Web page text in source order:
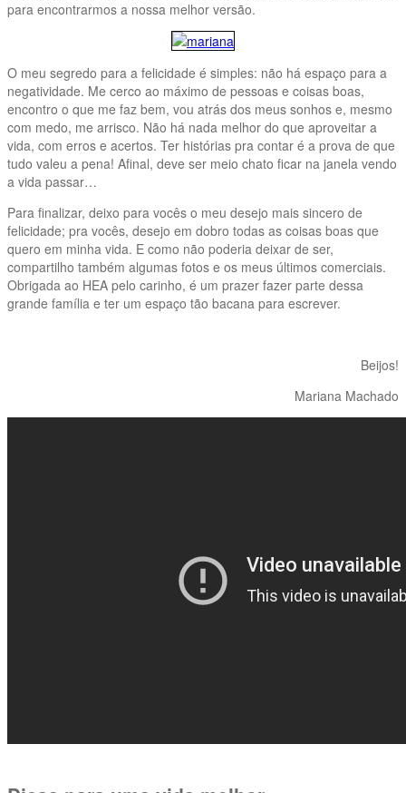
para encontrarmos a nossa melhor versão.
O meu segredo para a felicidade é simples: não há espaço para a
negatividade. Me cerco ao máximo de pessoas e coisas boas,
encontro o que me faz bem, vou atrás dos meus sonhos e, mesmo
com medo, me arrisco. Não há nada melhor do que aproveitar a
vida, com erros e acertos. Ter histórias pra contar é a prova de que
tudo valeu a pena! Afinal, deve ser meio chato ficar na janela vendo
a vida passar…
Para finalizar, deixo para vocês o meu desejo mais sincero de
felicidade; pra vocês, desejo em dobro todas as coisas boas que
quero em minha vida. E como não poderia deixar de ser,
compartilho também algumas fotos e os meus últimos comerciais.
Obrigada ao HEA pelo carinho, é um prazer fazer parte dessa
grande família e ter um espaço tão bacana para escrever.
Beijos!
Mariana Machado